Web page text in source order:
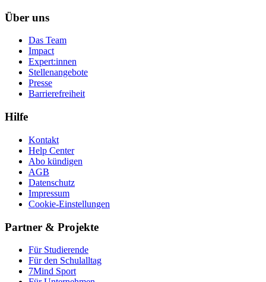
Über uns
Das Team
Impact
Expert:innen
Stellenangebote
Presse
Barrierefreiheit
Hilfe
Kontakt
Help Center
Abo kündigen
AGB
Datenschutz
Impressum
Cookie-Einstellungen
Partner & Projekte
Für Stu­die­rende
Für den Schulalltag
7Mind Sport